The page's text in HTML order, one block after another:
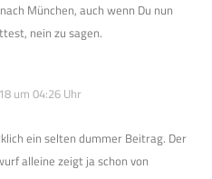
München, auch wenn Du nun
nein zu sagen.
um 04:26 Uhr
ein selten dummer Beitrag. Der
alleine zeigt ja schon von